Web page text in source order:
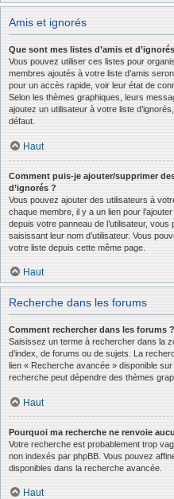
Amis et ignorés
Que sont mes listes d’amis et
Vous pouvez utiliser ces listes pour
membres ajoutés à votre liste d’amis
pour un accès rapide, voir leur état de
Selon les thèmes graphiques, leurs
ajoutez un utilisateur à votre liste
défaut.
Haut
Comment puis-je ajouter/supprimer
d’ignorés ?
Vous pouvez ajouter des utilisateurs à
chaque membre, il y a un lien pour
depuis votre panneau de l’utilisateur,
saisissant leur nom d’utilisateur. Vous
votre liste depuis cette même page.
Haut
Recherche dans les forums
Comment rechercher dans les forums ?
Saisissez un terme à rechercher dans la
d’index, de forums ou de sujets. La
lien « Recherche avancée » disponible
recherche peut dépendre des thèmes
Haut
Pourquoi ma recherche ne renvoie
Votre recherche est probablement trop
non indexés par phpBB. Vous pouvez
disponibles dans la recherche avancée.
Haut